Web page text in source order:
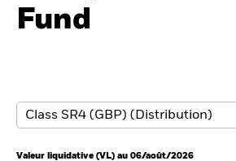
Change location
Aladdin
Fund
Valeur liquidative (VL) au 06/août/2026